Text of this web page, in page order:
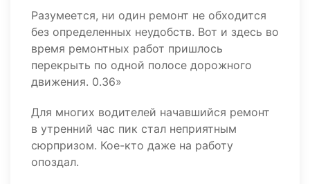
Разумеется, ни один ремонт не обходится
без определенных неудобств. Вот и здесь во
время ремонтных работ пришлось
перекрыть по одной полосе дорожного
движения. 0.36»
Для многих водителей начавшийся ремонт
в утренний час пик стал неприятным
сюрпризом. Кое-кто даже на работу
опоздал.